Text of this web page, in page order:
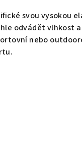
svou vysokou
odvádět vlhkost
nebo